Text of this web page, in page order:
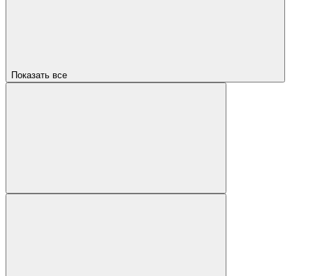
Показать все